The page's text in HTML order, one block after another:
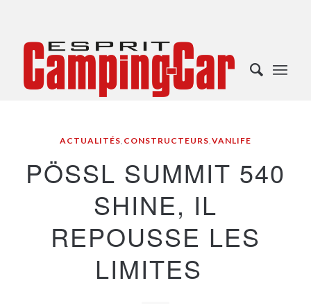
ACTUALITÉS, CONSTRUCTEURS,VANLIFE
PÖSSL SUMMIT 540
SHINE, IL
REPOUSSE LES
LIMITES